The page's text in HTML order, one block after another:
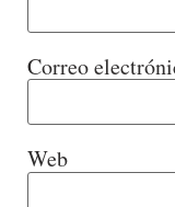
Correo
Web